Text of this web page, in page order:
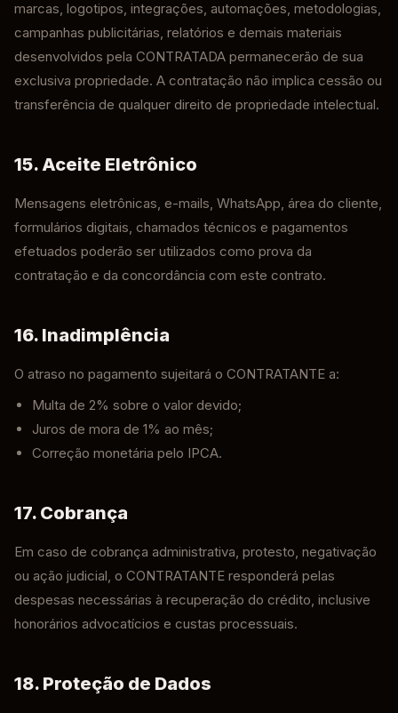
marcas, logotipos, integrações, automações, metodologias,
campanhas publicitárias, relatórios e demais materiais
desenvolvidos pela CONTRATADA permanecerão de sua
exclusiva propriedade. A contratação não implica cessão ou
transferência de qualquer direito de propriedade intelectual.
15. Aceite Eletrônico
Mensagens eletrônicas, e-mails, WhatsApp, área do cliente,
formulários digitais, chamados técnicos e pagamentos
efetuados poderão ser utilizados como prova da
contratação e da concordância com este contrato.
16. Inadimplência
O atraso no pagamento sujeitará o CONTRATANTE a:
Multa de 2% sobre o valor devido;
Juros de mora de 1% ao mês;
Correção monetária pelo IPCA.
17. Cobrança
Em caso de cobrança administrativa, protesto, negativação
ou ação judicial, o CONTRATANTE responderá pelas
despesas necessárias à recuperação do crédito, inclusive
honorários advocatícios e custas processuais.
18. Proteção de Dados